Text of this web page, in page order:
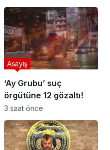
‘Ay Grubu’ suç
örgütüne 12 gözaltı!
Asayiş
3 saat önce